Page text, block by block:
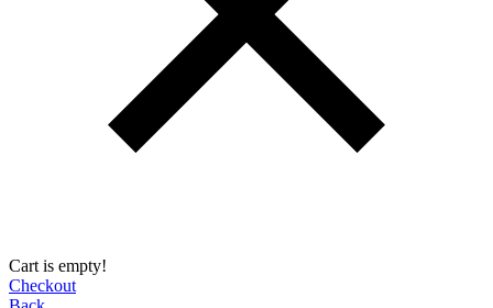
Cart is empty!
Checkout